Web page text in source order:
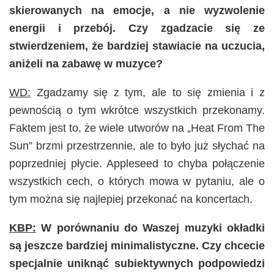
skierowanych na emocje, a nie wyzwolenie
energii i przebój. Czy zgadzacie się ze
stwierdzeniem, że bardziej stawiacie na uczucia,
aniżeli na zabawę w muzyce?
WD: Zgadzamy się z tym, ale to się zmienia i z
pewnością o tym wkrótce wszystkich przekonamy.
Faktem jest to, że wiele utworów na „Heat From The
Sun” brzmi przestrzennie, ale to było już słychać na
poprzedniej płycie. Appleseed to chyba połączenie
wszystkich cech, o których mowa w pytaniu, ale o
tym można się najlepiej przekonać na koncertach.
KBP: W porównaniu do Waszej muzyki okładki
są jeszcze bardziej minimalistyczne. Czy chcecie
specjalnie uniknąć subiektywnych podpowiedzi